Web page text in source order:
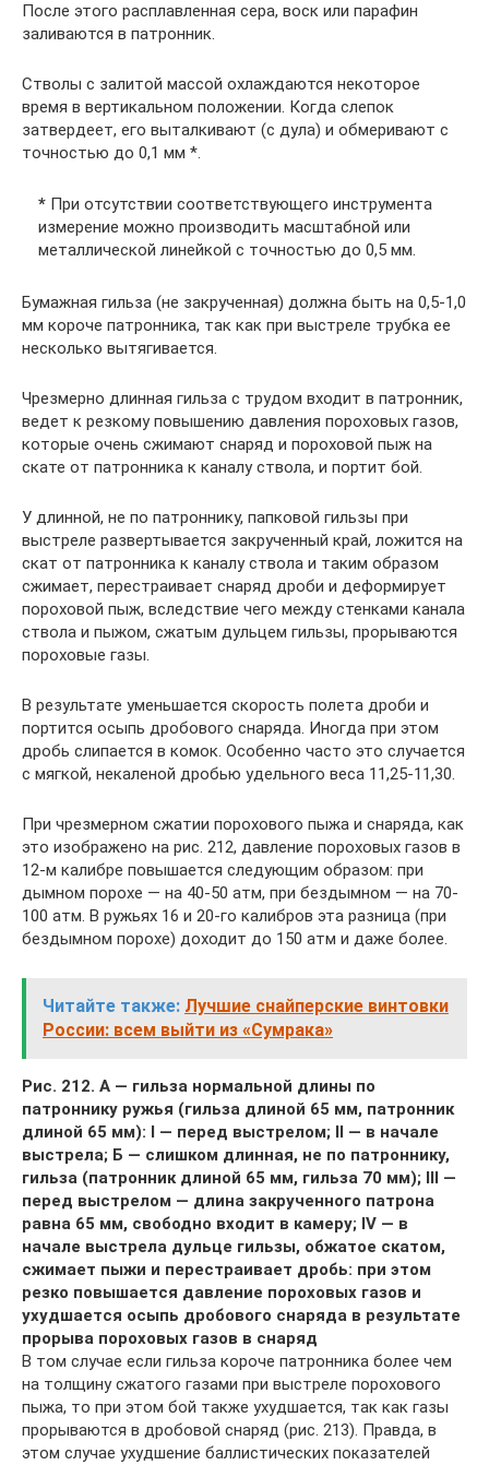
После этого расплавленная сера, воск или парафин
заливаются в патронник.
Стволы с залитой массой охлаждаются некоторое
время в вертикальном положении. Когда слепок
затвердеет, его выталкивают (с дула) и обмеривают с
точностью до 0,1 мм *.
* При отсутствии соответствующего инструмента
измерение можно производить масштабной или
металлической линейкой с точностью до 0,5 мм.
Бумажная гильза (не закрученная) должна быть на 0,5-1,0
мм короче патронника, так как при выстреле трубка ее
несколько вытягивается.
Чрезмерно длинная гильза с трудом входит в патронник,
ведет к резкому повышению давления пороховых газов,
которые очень сжимают снаряд и пороховой пыж на
скате от патронника к каналу ствола, и портит бой.
У длинной, не по патроннику, папковой гильзы при
выстреле развертывается закрученный край, ложится на
скат от патронника к каналу ствола и таким образом
сжимает, перестраивает снаряд дроби и деформирует
пороховой пыж, вследствие чего между стенками канала
ствола и пыжом, сжатым дульцем гильзы, прорываются
пороховые газы.
В результате уменьшается скорость полета дроби и
портится осыпь дробового снаряда. Иногда при этом
дробь слипается в комок. Особенно часто это случается
с мягкой, некаленой дробью удельного веса 11,25-11,30.
При чрезмерном сжатии порохового пыжа и снаряда, как
это изображено на рис. 212, давление пороховых газов в
12-м калибре повышается следующим образом: при
дымном порохе — на 40-50 атм, при бездымном — на 70-
100 атм. В ружьях 16 и 20-го калибров эта разница (при
бездымном порохе) доходит до 150 атм и даже более.
Читайте также: Лучшие снайперские винтовки
России: всем выйти из «Сумрака»
Рис. 212. А — гильза нормальной длины по
патроннику ружья (гильза длиной 65 мм, патронник
длиной 65 мм): I — перед выстрелом; II — в начале
выстрела; Б — слишком длинная, не по патроннику,
гильза (патронник длиной 65 мм, гильза 70 мм); III —
перед выстрелом — длина закрученного патрона
равна 65 мм, свободно входит в камеру; IV — в
начале выстрела дульце гильзы, обжатое скатом,
сжимает пыжи и перестраивает дробь: при этом
резко повышается давление пороховых газов и
ухудшается осыпь дробового снаряда в результате
прорыва пороховых газов в снаряд
В том случае если гильза короче патронника более чем
на толщину сжатого газами при выстреле порохового
пыжа, то при этом бой также ухудшается, так как газы
прорываются в дробовой снаряд (рис. 213). Правда, в
этом случае ухудшение баллистических показателей